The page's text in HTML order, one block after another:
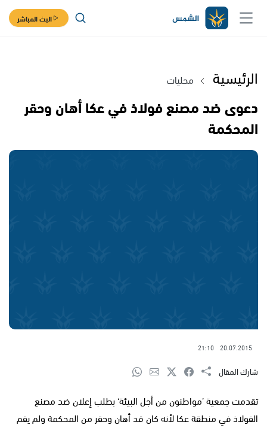
البث المباشر
الرئيسية محليات
دعوى ضد مصنع فولاذ في عكا أهان وحقر
المحكمة
20.07.2015
21:10
شارك المقال
تقدمت جمعية ’مواطنون من أجل البيئة‘ بطلب إعلان ضد مصنع
الفولاذ في منطقة عكا لأنه كان قد أهان وحقر من المحكمة ولم يقم